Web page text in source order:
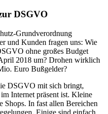
DSGVO
Grundverordnung
und Kunden fragen uns: Wie
ohne großes Budget
2018 um? Drohen wirklich
Euro Bußgelder?
DSGVO mit sich bringt,
Internet präsent ist. Kleine
Shops. In fast allen Bereichen
Einige sind einfach